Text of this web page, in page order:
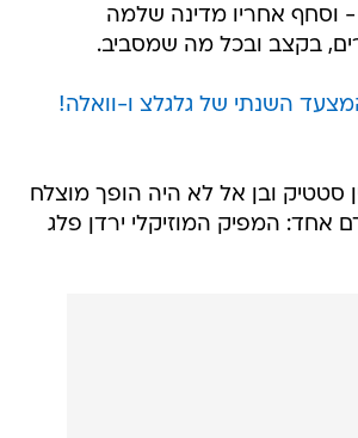
- וסחף אחריו מדינה שלמה
בקצב ובכל מה שמסביב.
השנתי של גלגלצ ו-וואלה!
סטטיק ובן אל לא היה הופך מוצלח
אחד: המפיק המוזיקלי ירדן פלג